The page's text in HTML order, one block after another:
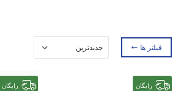
فیلتر ها
رایگان رایگان